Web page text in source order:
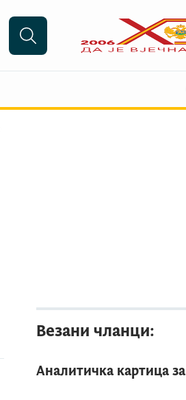
Везани чланци:
Аналитичка картица